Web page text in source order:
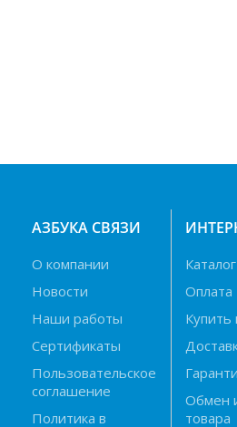
АЗБУКА СВЯЗИ
О компании
Новости
Наши работы
Сертификаты
Пользовательское
соглашение
Политика в
Оплата
Купить
Обмен
товара